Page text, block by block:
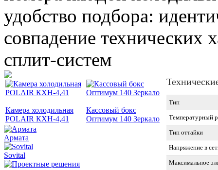
удобство подбора:
совпадение технических
сплит-систем
Тип
Температурный
Тип оттайки
Напряжение в
Максимальное
Камера холодильная
POLAIR КХН-4,41
Кассовый бокс
Оптимум 140 Зеркало
Армата
Sovital